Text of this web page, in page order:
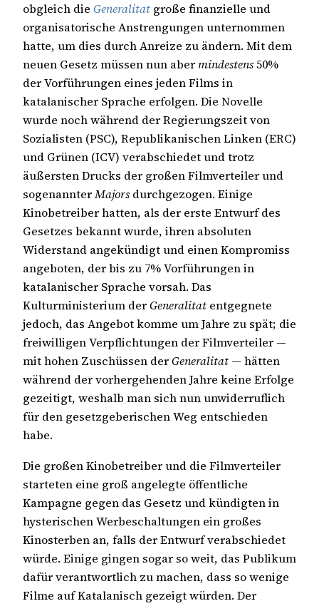
obgleich die Generalitat große finanzielle und
organisatorische Anstrengungen unternommen
hatte, um dies durch Anreize zu ändern. Mit dem
neuen Gesetz müssen nun aber mindestens50%
der Vorführungen eines jeden Films in
katalanischer Sprache erfolgen. Die Novelle
wurde noch während der Regierungszeit von
Sozialisten (PSC), Republikanischen Linken (ERC)
und Grünen (ICV) verabschiedet und trotz
äußersten Drucks der großen Filmverteiler und
sogenannterMajors durchgezogen. Einige
Kinobetreiber hatten, als der erste Entwurf des
Gesetzes bekannt wurde, ihren absoluten
Widerstand angekündigt und einen Kompromiss
angeboten, der bis zu 7% Vorführungen in
katalanischer Sprache vorsah. Das
Kulturministerium derGeneralitat entgegnete
jedoch, das Angebot komme um Jahre zu spät; die
freiwilligen Verpflichtungen der Filmverteiler —
mit hohen Zuschüssen derGeneralitat — hätten
während der vorhergehenden Jahre keine Erfolge
gezeitigt, weshalb man sich nun unwiderruflich
für den gesetzgeberischen Weg entschieden
habe.
Die großen Kinobetreiber und die Filmverteiler
starteten eine groß angelegte öffentliche
Kampagne gegen das Gesetz und kündigten in
hysterischen Werbeschaltungen ein großes
Kinosterben an, falls der Entwurf verabschiedet
würde. Einige gingen sogar so weit, das Publikum
dafür verantwortlich zu machen, dass so wenige
Filme auf Katalanisch gezeigt würden. Der